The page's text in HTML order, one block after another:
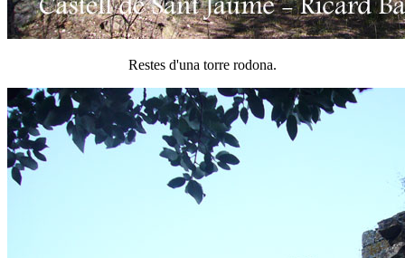
Restes d'una torre rodona.